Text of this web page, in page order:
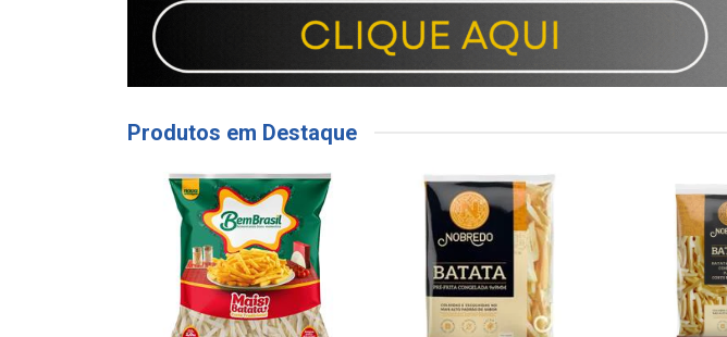
Produtos em Destaque